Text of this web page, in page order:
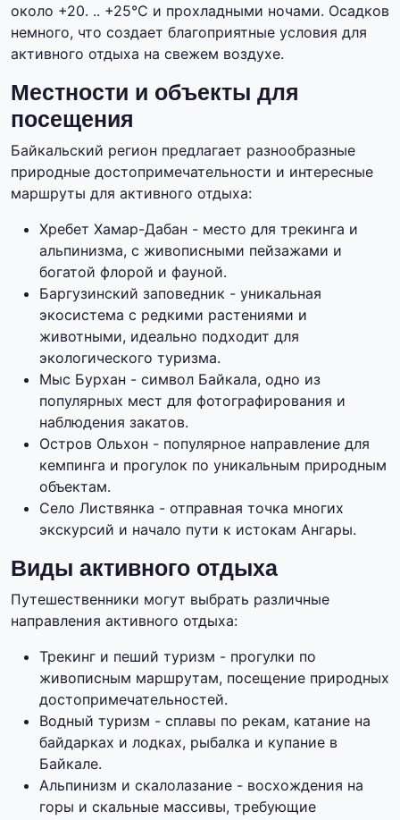
около +20. .. +25°C и прохладными ночами. Осадков
немного, что создает благоприятные условия для
активного отдыха на свежем воздухе.
Местности и объекты для
посещения
Байкальский регион предлагает разнообразные
природные достопримечательности и интересные
маршруты для активного отдыха:
Хребет Хамар-Дабан - место для трекинга и
альпинизма, с живописными пейзажами и
богатой флорой и фауной.
Баргузинский заповедник - уникальная
экосистема с редкими растениями и
животными, идеально подходит для
экологического туризма.
Мыс Бурхан - символ Байкала, одно из
популярных мест для фотографирования и
наблюдения закатов.
Остров Ольхон - популярное направление для
кемпинга и прогулок по уникальным природным
объектам.
Село Листвянка - отправная точка многих
экскурсий и начало пути к истокам Ангары.
Виды активного отдыха
Путешественники могут выбрать различные
направления активного отдыха:
Трекинг и пеший туризм - прогулки по
живописным маршрутам, посещение природных
достопримечательностей.
Водный туризм - сплавы по рекам, катание на
байдарках и лодках, рыбалка и купание в
Байкале.
Альпинизм и скалолазание - восхождения на
горы и скальные массивы, требующие